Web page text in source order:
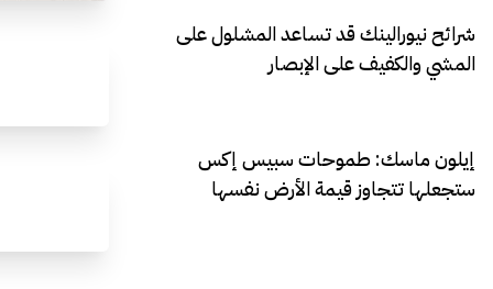
شرائح نيورالينك قد تساعد المشلول على
المشي والكفيف على الإبصار
إيلون ماسك: طموحات سبيس إكس
ستجعلها تتجاوز قيمة الأرض نفسها